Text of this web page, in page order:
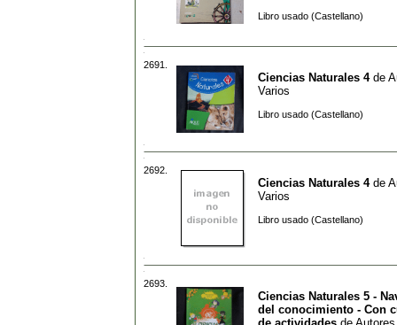
Libro usado (Castellano)
2691.
Ciencias Naturales 4de
Varios
Libro usado (Castellano)
2692.
Ciencias Naturales 4de
Varios
Libro usado (Castellano)
2693.
Ciencias Naturales 5 -
del conocimiento - Con